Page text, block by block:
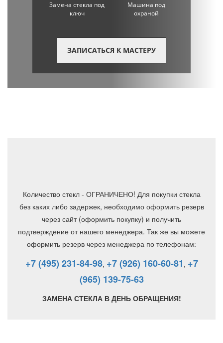
Замена стекла под
ключ
Машина под
охраной
ЗАПИСАТЬСЯ К МАСТЕРУ
Количество стекл - ОГРАНИЧЕНО! Для покупки стекла
без каких либо задержек, необходимо оформить резерв
через сайт (оформить покупку) и получить
подтверждение от нашего менеджера. Так же вы можете
оформить резерв через менеджера по телефонам:
+7 (495) 231-84-98, +7 (926) 160-60-81 , +7
(965) 139-75-63
ЗАМЕНА СТЕКЛА В ДЕНЬ ОБРАЩЕНИЯ!